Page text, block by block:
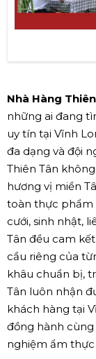
Nhà Hàng
những ai đang
uy tín tại Vĩnh
đa dạng và đội
Thiên Tân
hương vị miền
toàn thực phẩm
cưới, sinh nhật,
Tân đều cam
cầu riêng của
khâu chuẩn bị,
Tân luôn nhận
khách hàng tại
đồng hành
nghiệm ẩm